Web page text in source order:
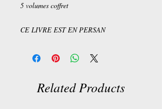
5 volumes coffret
CE LIVRE EST EN PERSAN
Related Products